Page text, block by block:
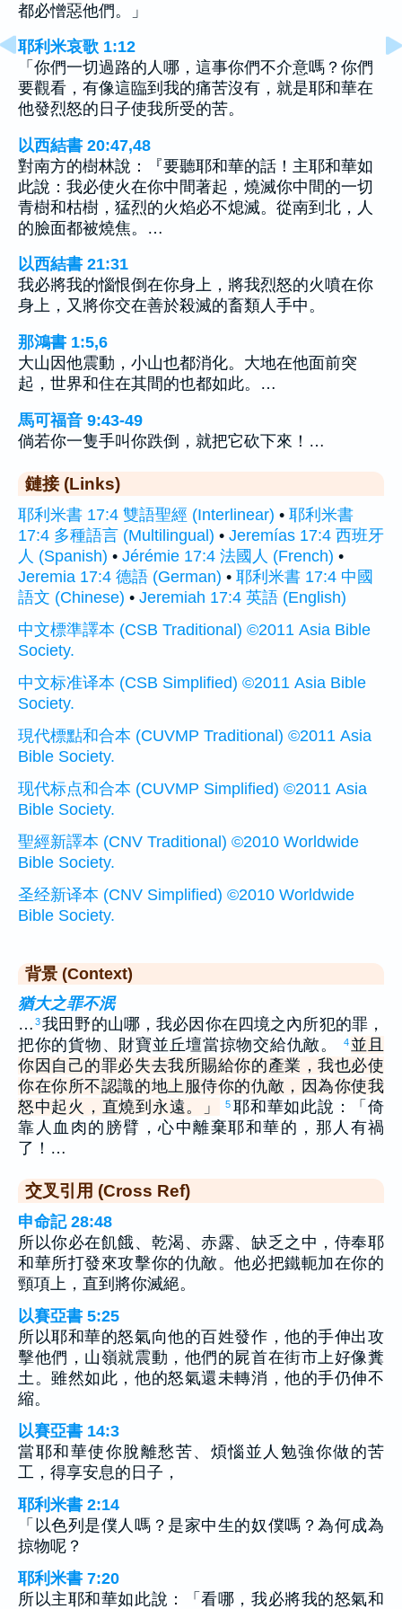
都必憎惡他們。」
耶利米哀歌 1:12
「你們一切過路的人哪，這事你們不介意嗎？你們
要觀看，有像這臨到我的痛苦沒有，就是耶和華在
他發烈怒的日子使我所受的苦。
以西結書 20:47,48
對南方的樹林說：『要聽耶和華的話！主耶和華如
此說：我必使火在你中間著起，燒滅你中間的一切
青樹和枯樹，猛烈的火焰必不熄滅。從南到北，人
的臉面都被燒焦。…
以西結書 21:31
我必將我的惱恨倒在你身上，將我烈怒的火噴在你
身上，又將你交在善於殺滅的畜類人手中。
那鴻書 1:5,6
大山因他震動，小山也都消化。大地在他面前突
起，世界和住在其間的也都如此。…
馬可福音 9:43-49
倘若你一隻手叫你跌倒，就把它砍下來！…
鏈接 (Links)
耶利米書 17:4 雙語聖經 (Interlinear) • 耶利米書
17:4 多種語言 (Multilingual) • Jeremías 17:4 西班牙
人 (Spanish) • Jérémie 17:4 法國人 (French) •
Jeremia 17:4 德語 (German) • 耶利米書 17:4 中國
語文 (Chinese) • Jeremiah 17:4 英語 (English)
中文標準譯本 (CSB Traditional) ©2011 Asia Bible
Society.
中文标准译本 (CSB Simplified) ©2011 Asia Bible
Society.
現代標點和合本 (CUVMP Traditional) ©2011 Asia
Bible Society.
现代标点和合本 (CUVMP Simplified) ©2011 Asia
Bible Society.
聖經新譯本 (CNV Traditional) ©2010 Worldwide
Bible Society.
圣经新译本 (CNV Simplified) ©2010 Worldwide
Bible Society.
背景 (Context)
猶大之罪不泯
… 3我田野的山哪，我必因你在四境之內所犯的罪，
把你的貨物、財寶並丘壇當掠物交給仇敵。
4 並且
你因自己的罪必失去我所賜給你的產業，我也必使
你在你所不認識的地上服侍你的仇敵，因為你使我
怒中起火，直燒到永遠。」
5 耶和華如此說：「倚
靠人血肉的膀臂，心中離棄耶和華的，那人有禍
了！…
交叉引用 (Cross Ref)
申命記 28:48
所以你必在飢餓、乾渴、赤露、缺乏之中，侍奉耶
和華所打發來攻擊你的仇敵。他必把鐵軛加在你的
頸項上，直到將你滅絕。
以賽亞書 5:25
所以耶和華的怒氣向他的百姓發作，他的手伸出攻
擊他們，山嶺就震動，他們的屍首在街市上好像糞
土。雖然如此，他的怒氣還未轉消，他的手仍伸不
縮。
以賽亞書 14:3
當耶和華使你脫離愁苦、煩惱並人勉強你做的苦
工，得享安息的日子，
耶利米書 2:14
「以色列是僕人嗎？是家中生的奴僕嗎？為何成為
掠物呢？
耶利米書 7:20
所以主耶和華如此說：「看哪，我必將我的怒氣和